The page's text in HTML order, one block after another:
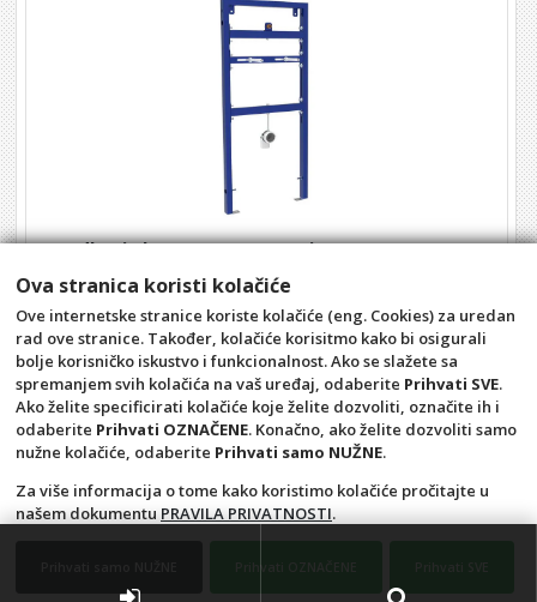
Ugradbeni element VISAM za pisoar
Kataloški broj: 893-009
Barkod: 4654864354
POGLEDAJ ARTIKL
Opći uvjeti
Pravila privatnosti
Ova stranica koristi kolačiće
Ove internetske stranice koriste kolačiće (eng. Cookies) za uredan
rad ove stranice. Također, kolačiće korisitmo kako bi osigurali
bolje korisničko iskustvo i funkcionalnost. Ako se slažete sa
spremanjem svih kolačića na vaš uređaj, odaberite Prihvati SVE.
Ako želite specificirati kolačiće koje želite dozvoliti, označite ih i
odaberite Prihvati OZNAČENE. Konačno, ako želite dozvoliti samo
nužne kolačiće, odaberite Prihvati samo NUŽNE.
Za više informacija o tome kako koristimo kolačiće pročitajte u
našem dokumentu PRAVILA PRIVATNOSTI.